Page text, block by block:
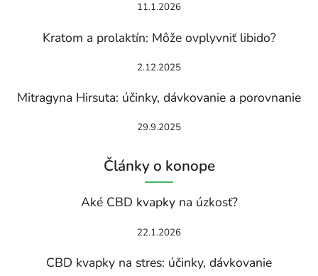
11.1.2026
Kratom a prolaktín: Môže ovplyvniť libido?
2.12.2025
Mitragyna Hirsuta: účinky, dávkovanie a porovnanie
29.9.2025
Články o konope
Aké CBD kvapky na úzkosť?
22.1.2026
CBD kvapky na stres: účinky, dávkovanie